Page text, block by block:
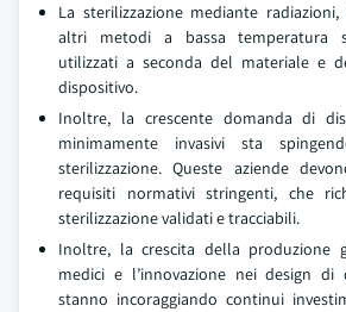
La sterilizzazione mediante
altri metodi a bassa temperatura
utilizzati a seconda del materiale e
dispositivo.
Inoltre, la crescente domanda di
minimamente invasivi sta
sterilizzazione. Queste aziende
requisiti normativi stringenti, che
sterilizzazione validati e tracciabili.
Inoltre, la crescita della produzione
medici e l’innovazione nei design di
stanno incoraggiando continui